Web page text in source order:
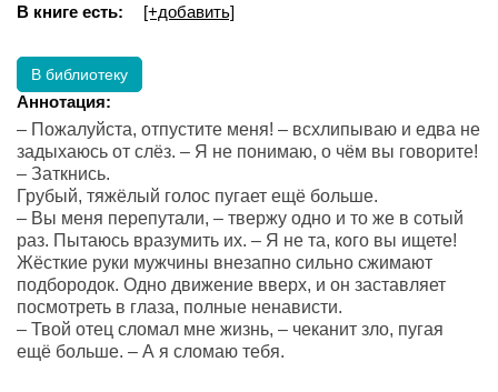
В книге есть: [+добавить]
В библиотеку
Аннотация:
– Пожалуйста, отпустите меня! – всхлипываю и едва не
задыхаюсь от слёз. – Я не понимаю, о чём вы говорите!
– Заткнись.
Грубый, тяжёлый голос пугает ещё больше.
– Вы меня перепутали, – твержу одно и то же в сотый
раз. Пытаюсь вразумить их. – Я не та, кого вы ищете!
Жёсткие руки мужчины внезапно сильно сжимают
подбородок. Одно движение вверх, и он заставляет
посмотреть в глаза, полные ненависти.
– Твой отец сломал мне жизнь, – чеканит зло, пугая
ещё больше. – А я сломаю тебя.